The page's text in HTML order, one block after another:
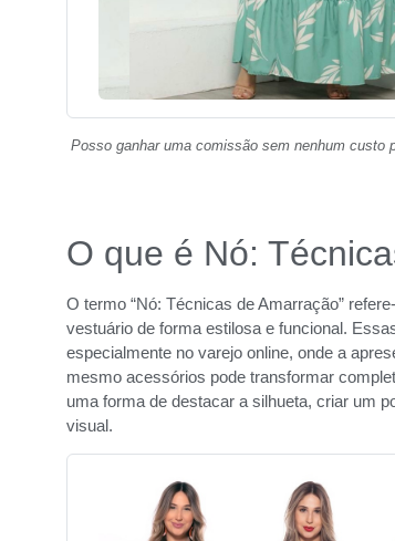
Posso ganhar uma comissão sem nenhum custo
O que é Nó:
O termo “Nó: Técnicas de Amarração”
vestuário de forma estilosa e funcional.
especialmente no varejo online, onde a
mesmo acessórios pode transformar
uma forma de destacar a silhueta, criar um
visual.